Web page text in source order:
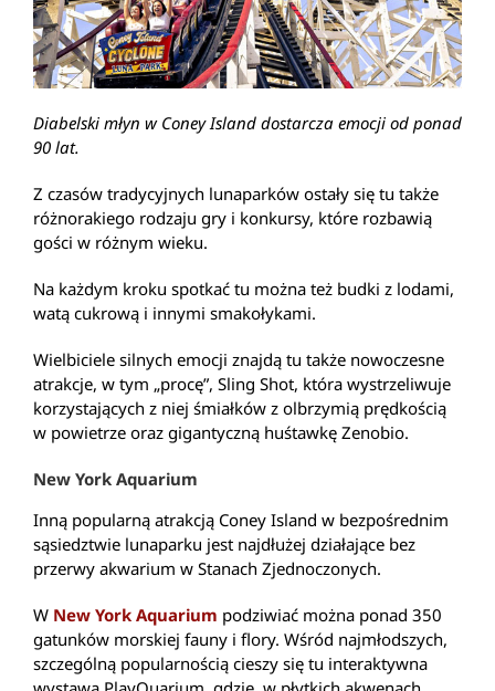
Diabelski młyn w Coney Island dostarcza emocji od ponad
90 lat.
Z czasów tradycyjnych lunaparków ostały się tu także
różnorakiego rodzaju gry i konkursy, które rozbawią
gości w różnym wieku.
Na każdym kroku spotkać tu można też budki z lodami,
watą cukrową i innymi smakołykami.
Wielbiciele silnych emocji znajdą tu także nowoczesne
atrakcje, w tym „procę”, Sling Shot, która wystrzeliwuje
korzystających z niej śmiałków z olbrzymią prędkością
w powietrze oraz gigantyczną huśtawkę Zenobio.
New York Aquarium
Inną popularną atrakcją Coney Island w bezpośrednim
sąsiedztwie lunaparku jest najdłużej działające bez
przerwy akwarium w Stanach Zjednoczonych.
W New York Aquarium podziwiać można ponad 350
gatunków morskiej fauny i flory. Wśród najmłodszych,
szczególną popularnością cieszy się tu interaktywna